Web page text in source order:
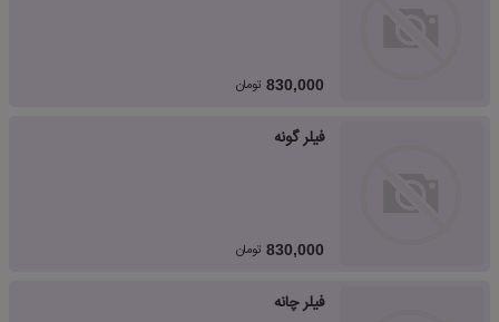
830,000 تومان
فیلر گونه
830,000 تومان
فیلر چانه